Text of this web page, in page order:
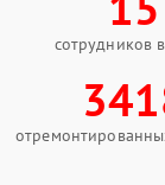
сотрудников